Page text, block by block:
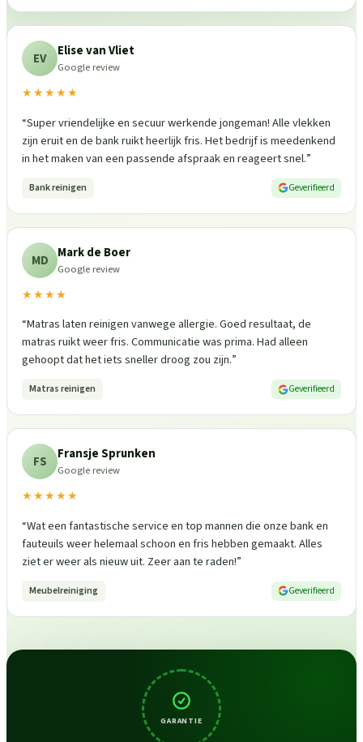
EV Elise van Vliet
Google review
★★★★★
“Super vriendelijke en secuur werkende jongeman! Alle vlekken
zijn eruit en de bank ruikt heerlijk fris. Het bedrijf is meedenkend
in het maken van een passende afspraak en reageert snel.”
Bank reinigen Geverifieerd
MD Mark de Boer
Google review
★★★★
“Matras laten reinigen vanwege allergie. Goed resultaat, de
matras ruikt weer fris. Communicatie was prima. Had alleen
gehoopt dat het iets sneller droog zou zijn.”
Matras reinigen Geverifieerd
FS Fransje Sprunken
Google review
★★★★★
“Wat een fantastische service en top mannen die onze bank en
fauteuils weer helemaal schoon en fris hebben gemaakt. Alles
ziet er weer als nieuw uit. Zeer aan te raden!”
Meubelreiniging Geverifieerd
GARANTIE